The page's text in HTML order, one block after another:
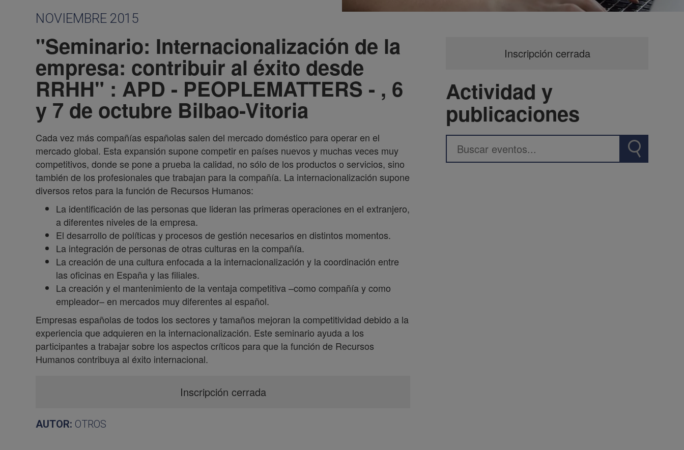
NOVIEMBRE 2015
"Seminario: Internacionalización de la
empresa: contribuir al éxito desde
RRHH" : APD - PEOPLEMATTERS - , 6
y 7 de octubre Bilbao-Vitoria
Cada vez más compañías españolas salen del mercado doméstico para operar en el
mercado global. Esta expansión supone competir en países nuevos y muchas veces muy
competitivos, donde se pone a prueba la calidad, no sólo de los productos o servicios, sino
también de los profesionales que trabajan para la compañía. La internacionalización supone
diversos retos para la función de Recursos Humanos:
La identificación de las personas que lideran las primeras operaciones en el extranjero,
a diferentes niveles de la empresa.
El desarrollo de políticas y procesos de gestión necesarios en distintos momentos.
La integración de personas de otras culturas en la compañía.
La creación de una cultura enfocada a la internacionalización y la coordinación entre
las oficinas en España y las filiales.
La creación y el mantenimiento de la ventaja competitiva –como compañía y como
empleador– en mercados muy diferentes al español.
Empresas españolas de todos los sectores y tamaños mejoran la competitividad debido a la
experiencia que adquieren en la internacionalización. Este seminario ayuda a los
participantes a trabajar sobre los aspectos críticos para que la función de Recursos
Humanos contribuya al éxito internacional.
Inscripción cerrada
AUTOR: OTROS
Inscripción cerrada
Actividad y
publicaciones